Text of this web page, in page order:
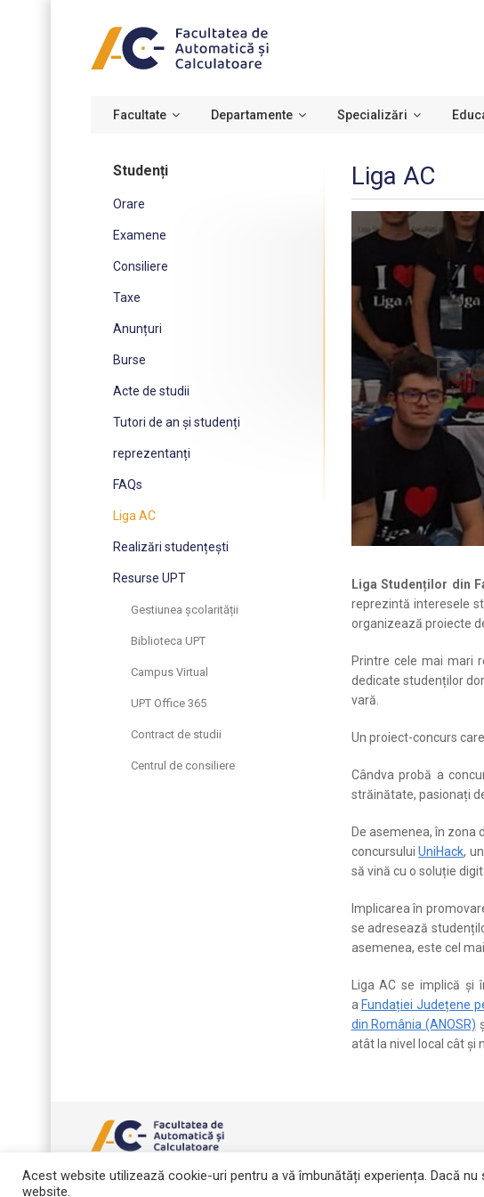
Facultate Departamente Specializări
Studenți
Orare
Examene
Consiliere
Taxe
Anunțuri
Burse
Acte de studii
Tutori de an și studenți
reprezentanți
FAQs
Liga AC
Realizări studențești
Resurse UPT
Gestiunea școlarității
Biblioteca UPT
Campus Virtual
UPT Office 365
Contract de studii
Centrul de consiliere
Liga AC
Liga Studenților din
reprezintă interesele
organizează proiecte
Printre cele mai mari
dedicate studenților
vară.
Un proiect-concurs
Cândva probă a
străinătate, pasionați
De asemenea, în zona
concursuluiUniHack,
să vină cu o soluție
Implicarea în
se adresează
asemenea, este cel
Liga AC se implică
a Fundației Județene
din România (ANOSR)
atât la nivel local cât și
Acest website utilizează cookie-uri pentru a vă îmbunătăți experiența. Dacă
website.